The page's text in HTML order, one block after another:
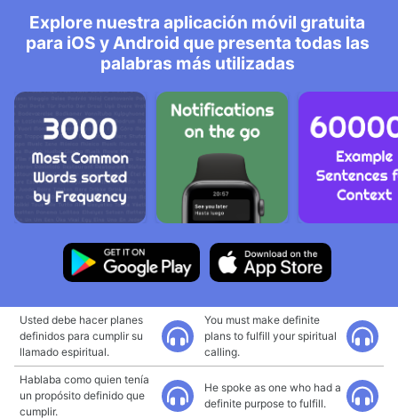
Explore nuestra aplicación móvil gratuita
para iOS y Android que presenta todas las
palabras más utilizadas
Usted debe hacer planes
definidos para cumplir su
llamado espiritual.
You must make definite
plans to fulfill your spiritual
calling.
Hablaba como quien tenía
un propósito definido que
cumplir.
He spoke as one who had a
definite purpose to fulfill.